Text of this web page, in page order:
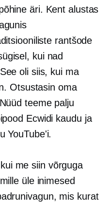
äri. Kent alustas
rantšode
kui nad
oli siis, kui ma
Otsustasin oma
teeme palju
Ecwidi kaudu ja
YouTube'i.
me siin võrguga
üle inimesed
mis kurat